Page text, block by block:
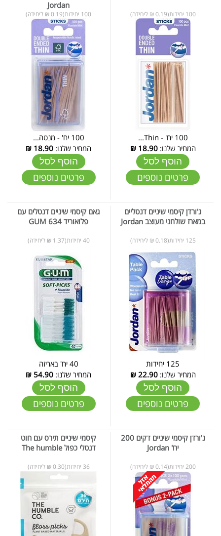
100 יחידות(0.19 ₪ ליחידה)
100 יח' - Thin...
המחיר שלנו:18.90
₪
הוסף לסל
פרטים נוספים
Jordan
100 יחידות(0.19 ₪ ליחידה)
100 יח' - מנטה...
המחיר שלנו: 18.90
₪
הוסף לסל
פרטים נוספים
ג'ורדן קיסמי שיניים דנטליים
במארז שולחני מעוצב Jordan
125 יחידות(0.18 ₪ ליחידה)
125 יחידות
המחיר שלנו:22.90
₪
הוסף לסל
פרטים נוספים
גאם קיסמי שיניים דנטלים עם
פלואוריד GUM 634
40 יחידות(1.37 ₪ ליחידה)
40 יח' באריזה
המחיר שלנו: 54.90
₪
הוסף לסל
פרטים נוספים
ג'ורדן קיסמי שיניים דקים 200
יח' Jordan
200 יחידות(0.14 ₪ ליחידה)
קיסמי שיניים תירס עם חוט
דנטלי כפול The humble
36 יחידות(0.30 ₪ ליחידה)